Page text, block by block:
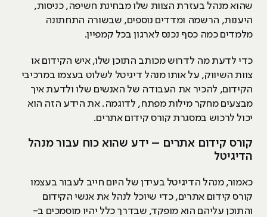
שהוא מנהל בעזרת הצוות שלו מבחינת חשיפה, כניסות,
היענות, הרשמה ומדדים נוספים, שבשורה התחתונה
מלמדים כמה כסף נכנס לארגון בכל קמפיין.
כדי לדעת מה לדרוש מכותב התוכן שלו, איש הקידום או
צוות השיווק, על אותו מנהל דיגיטל לשלוט בעצמו במרכיבי
הקידום, להכיר את העבודה של האנשים שלו ולדעת איך
מבצעים מחקר מילות מפתח, לדוגמה. את הידע הזה הוא
יכול לרכוש במסגרת קורס קידום אתרים.
קורס קידום אתרים – ידע שהוא כוח עבור מנהל
הדיגיטל
כאמור, מנהל הדיגיטל בעידן של היום חייב לעבור בעצמו
קורס קידום אתרים, כדי שיוכל לנהל את אנשי הקידום
והתוכן עליהם הוא מופקד, שבדרך כלל יהיו מוסמכים ב-